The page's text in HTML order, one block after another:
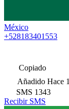
México
+528183401553
Copiado
Añadido Hace
SMS 1343
Recibir SMS